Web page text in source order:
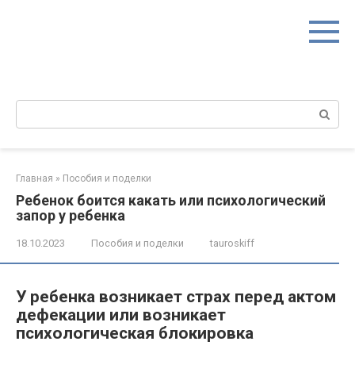
Поиск:
Главная » Пособия и поделки
Ребенок боится какать или психологический
запор у ребенка
18.10.2023 Пособия и поделки tauroskiff
У ребенка возникает страх перед актом
дефекации или возникает
психологическая блокировка